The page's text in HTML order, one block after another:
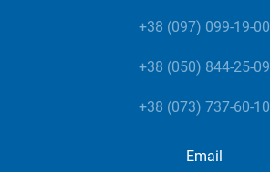
+38 (097) 099-19-00
+38 (050) 844-25-09
+38 (073) 737-60-10
Email